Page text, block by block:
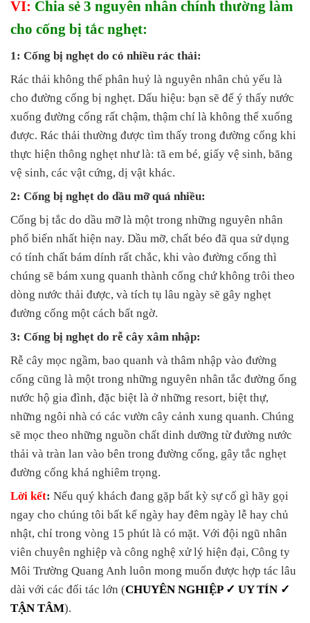
VI: Chia sẻ 3 nguyên nhân chính thường làm
cho cống bị tắc nghẹt:
1: Cống bị nghẹt do có nhiều rác thải:
Rác thải không thể phân huỷ là nguyên nhân chủ yếu là
cho đường cống bị nghẹt. Dấu hiệu: bạn sẽ để ý thấy nước
xuống đường cống rất chậm, thậm chí là không thể xuống
được. Rác thải thường được tìm thấy trong đường cống khi
thực hiện thông nghẹt như là: tã em bé, giấy vệ sinh, băng
vệ sinh, các vật cứng, dị vật khác.
2: Cống bị nghẹt do dầu mỡ quá nhiều:
Cống bị tắc do dầu mỡ là một trong những nguyên nhân
phổ biến nhất hiện nay. Dầu mỡ, chất béo đã qua sử dụng
có tính chất bám dính rất chắc, khi vào đường cống thì
chúng sẽ bám xung quanh thành cống chứ không trôi theo
dòng nước thải được, và tích tụ lâu ngày sẽ gây nghẹt
đường cống một cách bất ngờ.
3: Cống bị nghẹt do rễ cây xâm nhập:
Rễ cây mọc ngầm, bao quanh và thâm nhập vào đường
cống cũng là một trong những nguyên nhân tắc đường ống
nước hộ gia đình, đặc biệt là ở những resort, biệt thự,
những ngôi nhà có các vườn cây cảnh xung quanh. Chúng
sẽ mọc theo những nguồn chất dinh dưỡng từ đường nước
thải và tràn lan vào bên trong đường cống, gây tắc nghẹt
đường cống khá nghiêm trọng.
Lời kết: Nếu quý khách đang gặp bất kỳ sự cố gì hãy gọi
ngay cho chúng tôi bất kể ngày hay đêm ngày lễ hay chủ
nhật, chỉ trong vòng 15 phút là có mặt. Với đội ngũ nhân
viên chuyên nghiệp và công nghệ xử lý hiện đại, Công ty
Môi Trường Quang Anh luôn mong muốn được hợp tác lâu
dài với các đối tác lớn (CHUYÊN NGHIỆP ✓ UY TÍN ✓
TẬN TÂM).